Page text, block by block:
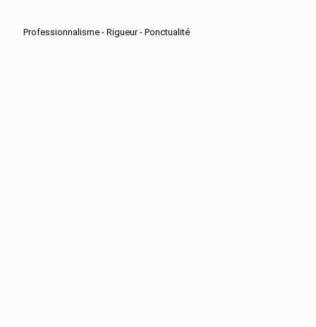
Professionnalisme - Rigueur - Ponctualité